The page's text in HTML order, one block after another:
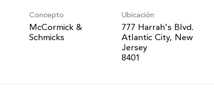
Concepto
McCormick &
Schmicks
Ubicación
777 Harrah's Blvd.
Atlantic City, New
Jersey